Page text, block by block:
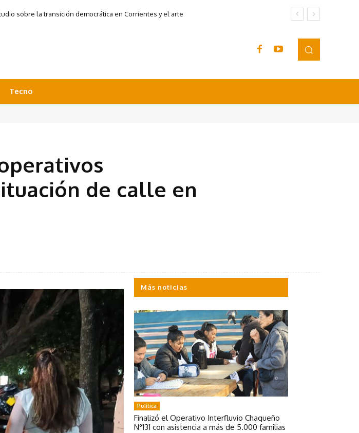
sobre la transición democrática en Corrientes y el arte
Tecno
de calle en
Más noticias
Política
Finalizó el Operativo Interfluvio Chaqueño
N°131 con asistencia a más de 5.000 familias